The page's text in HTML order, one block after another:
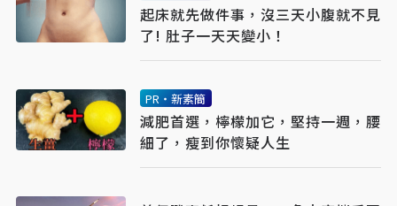
起床就先做件事，沒三天小腹就不見
了! 肚子一天天變小！
PR・新素簡
減肥首選，檸檬加它，堅持一週，腰
細了，瘦到你懷疑人生